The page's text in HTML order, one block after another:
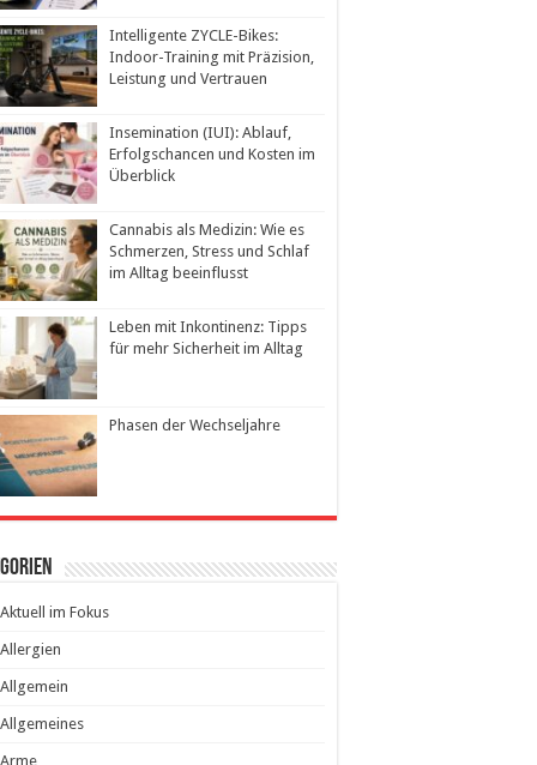
Intelligente ZYCLE-Bikes:
Indoor-Training mit Präzision,
Leistung und Vertrauen
Insemination (IUI): Ablauf,
Erfolgschancen und Kosten im
Überblick
Cannabis als Medizin: Wie es
Schmerzen, Stress und Schlaf
im Alltag beeinflusst
Leben mit Inkontinenz: Tipps
für mehr Sicherheit im Alltag
Phasen der Wechseljahre
Aktuell im Fokus
Allergien
Allgemein
Allgemeines
Arme